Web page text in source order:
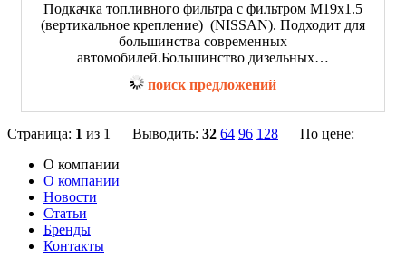
Подкачка топливного фильтра с фильтром M19x1.5
(вертикальное крепление) (NISSAN). Подходит для
большинства современных
автомобилей.Большинство дизельных…
поиск предложений
Страница: 1 из 1 Выводить: 32 64 96 128
По цене:
О компании
О компании
Новости
Статьи
Бренды
Контакты